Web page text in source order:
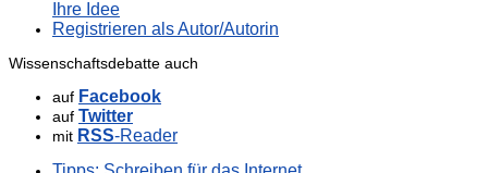
Ihre Idee
Registrieren als Autor/Autorin
Wissenschaftsdebatte auch
auf Facebook
auf Twitter
mit RSS-Reader